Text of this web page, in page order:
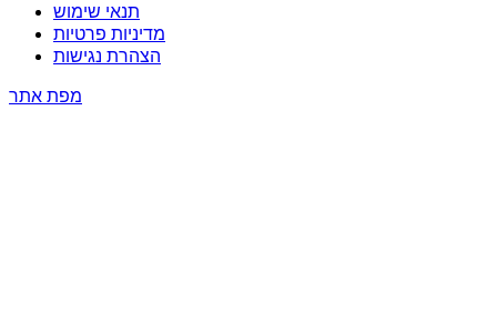
תנאי שימוש
מדיניות פרטיות
הצהרת נגישות
מפת אתר